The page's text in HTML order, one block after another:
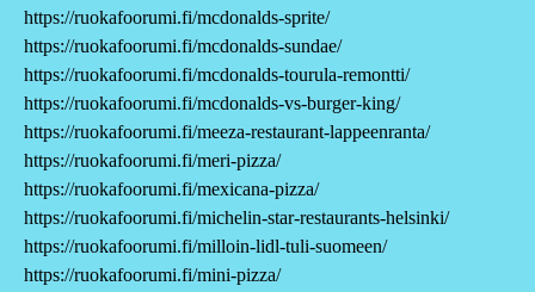
https://ruokafoorumi.fi/mcdonalds-sprite/
https://ruokafoorumi.fi/mcdonalds-sundae/
https://ruokafoorumi.fi/mcdonalds-tourula-remontti/
https://ruokafoorumi.fi/mcdonalds-vs-burger-king/
https://ruokafoorumi.fi/meeza-restaurant-lappeenranta/
https://ruokafoorumi.fi/meri-pizza/
https://ruokafoorumi.fi/mexicana-pizza/
https://ruokafoorumi.fi/michelin-star-restaurants-helsinki/
https://ruokafoorumi.fi/milloin-lidl-tuli-suomeen/
https://ruokafoorumi.fi/mini-pizza/